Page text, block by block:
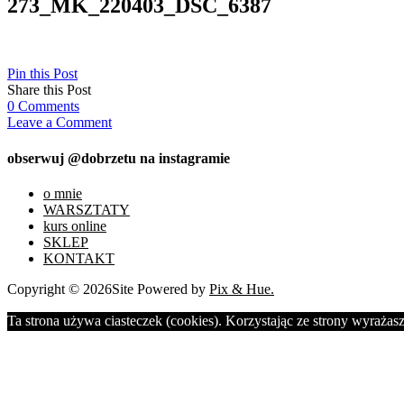
273_MK_220403_DSC_6387
Pin this Post
Share this Post
0 Comments
Leave a Comment
obserwuj @dobrzetu na instagramie
o mnie
WARSZTATY
kurs online
SKLEP
KONTAKT
Copyright © 2026Site Powered by Pix & Hue.
Ta strona używa ciasteczek (cookies). Korzystając ze strony